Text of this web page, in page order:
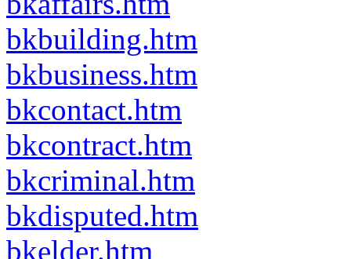
bkbuilding.htm
bkbusiness.htm
bkcontact.htm
bkcontract.htm
bkcriminal.htm
bkdisputed.htm
bkelder.htm